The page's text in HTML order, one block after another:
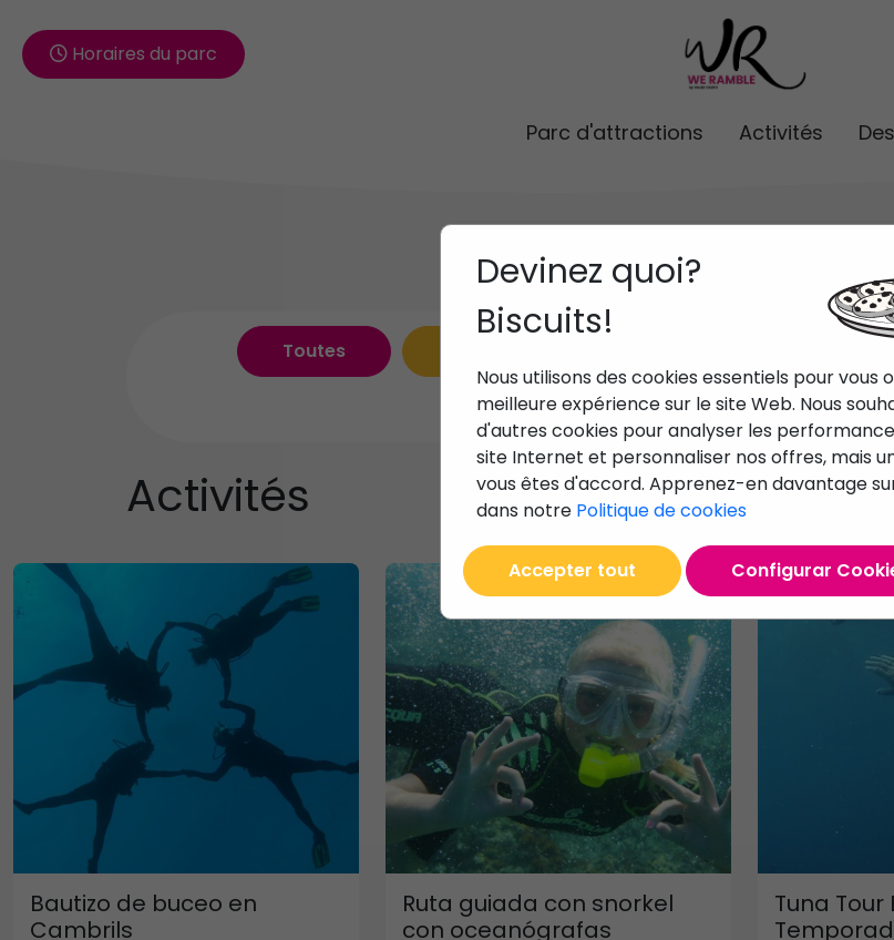
Horaires du parc
Parc d'attractions Activités
Toutes
Des expériences uniques
Activités
Bautizo de buceo en
Cambrils
Ruta guiada con snorkel
con oceanógrafas
Tuna Tour
Devinez quoi?
Biscuits!
Nous utilisons des cookies essentiels pour vous
meilleure expérience sur le site Web. Nous
d'autres cookies pour analyser les
site Internet et personnaliser nos offres, mais
vous êtes d'accord. Apprenez-en davantage
dans notre Politique de cookies
Accepter tout Configurar